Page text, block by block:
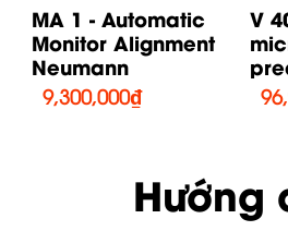
MA 1 - Automatic
Monitor Alignment
Neumann
9,300,000₫
V
Hướng